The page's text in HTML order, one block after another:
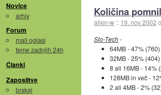
Novice
arhiv
Forum
mali oglasi
teme zadnjih 24h
Članki
Zaposlitve
brskaj
Količina
alien-w :: 19. nov 2002
Slo-Tech-
64MB - 47% (760)
32MB - 25% (404)
8 ali 16MB - 14%
128MB in več -
2 ali 4MB - 2%